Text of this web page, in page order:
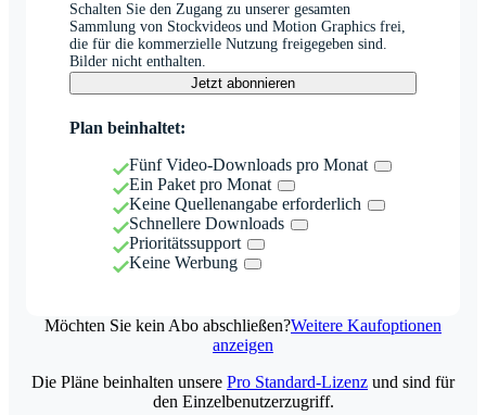
Schalten Sie den Zugang zu unserer gesamten
Sammlung von Stockvideos und Motion Graphics frei,
die für die kommerzielle Nutzung freigegeben sind.
Bilder nicht enthalten.
Jetzt abonnieren
Plan beinhaltet:
Fünf Video-Downloads pro Monat
Ein Paket pro Monat
Keine Quellenangabe erforderlich
Schnellere Downloads
Prioritätssupport
Keine Werbung
Möchten Sie kein Abo abschließen?Weitere Kaufoptionen
anzeigen
Die Pläne beinhalten unsere Pro Standard-Lizenz und sind für
den Einzelbenutzerzugriff.